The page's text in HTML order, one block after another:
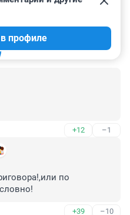
профиле
+12 –1
по
+39 –10